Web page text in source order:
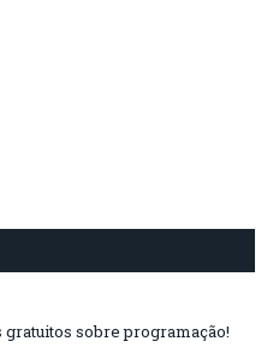
gratuitos sobre programação!